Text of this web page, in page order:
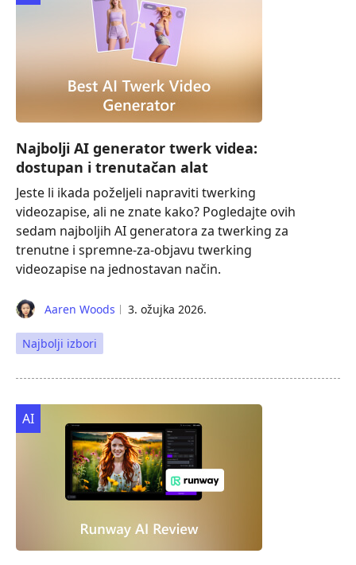
Najbolji AI generator twerk videa:
dostupan i trenutačan alat
Jeste li ikada poželjeli napraviti twerking
videozapise, ali ne znate kako? Pogledajte ovih
sedam najboljih AI generatora za twerking za
trenutne i spremne-za-objavu twerking
videozapise na jednostavan način.
Aaren Woods 3. ožujka 2026.
Najbolji izbori
AI